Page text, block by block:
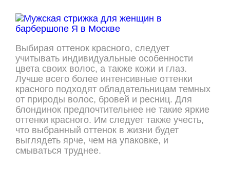
Выбирая оттенок красного, следует
учитывать индивидуальные особенности
цвета своих волос, а также кожи и глаз.
Лучше всего более интенсивные оттенки
красного подходят обладательницам темных
от природы волос, бровей и ресниц. Для
блондинок предпочтительнее не такие яркие
оттенки красного. Им следует также учесть,
что выбранный оттенок в жизни будет
выглядеть ярче, чем на упаковке, и
смываться труднее.